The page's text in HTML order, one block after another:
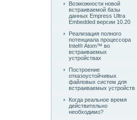
Возможности новой
встраиваемой базы
данных Empress Ultra
Embedded версии 10.20
Реализация полного
потенциала процессора
Intel® Atom™ во
встраиваемых
устройствах
Построение
отказоустойчивых
файловых систем для
встраиваемых устройств
Когда реальное время
действительно
необходимо?